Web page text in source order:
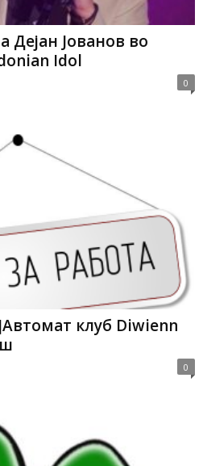
Дејан Јованов во
Idol
0
клуб Diwienn
0